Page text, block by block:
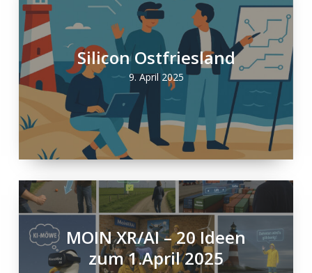
Silicon Ostfriesland
9. April 2025
MOIN XR/AI – 20 Ideen
zum 1.April 2025